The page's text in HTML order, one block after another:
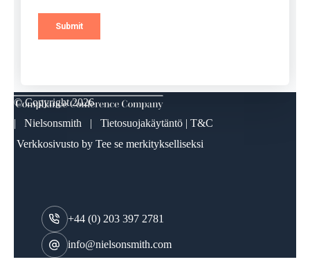
© Copyright2026
| Nielsonsmith | Tietosuojakäytäntö | T&C
Verkkosivusto by Tee se merkitykselliseksi
+44 (0) 203 397 2781
info@nielsonsmith.com